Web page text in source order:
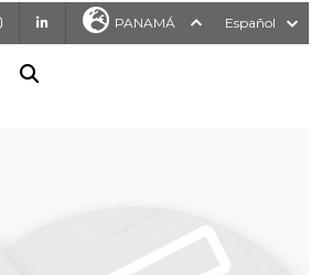
InstagramLinkedIn PANAMÁ Español